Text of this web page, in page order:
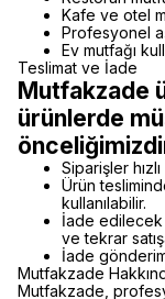
Kafe ve otel
Profesyonel
Ev mutfağı
Teslimat ve İade
Mutfakzade
ürünlerde
Siparişler
Ürün
kullanılabilir.
İade edilecek
ve tekrar
İade
Mutfakzade
Mutfakzade,